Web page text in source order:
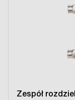
Zespół